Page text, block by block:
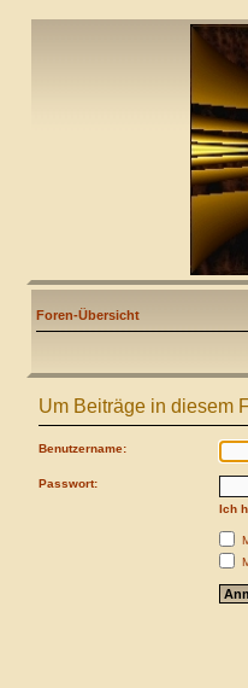
Foren-Übersicht
Um Beiträge in diesem
Benutzername:
Passwort:
Ich